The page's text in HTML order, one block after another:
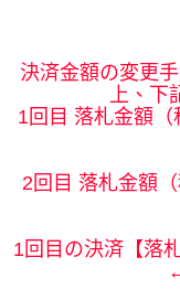
決済金額の変更
上、下
1回目 落札金額
2回目 落札金額
1回目の決済【落